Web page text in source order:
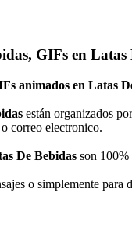
GIFs en
animados en Latas
están organizados
correo electronico.
De Bebidas son 100%
o simplemente